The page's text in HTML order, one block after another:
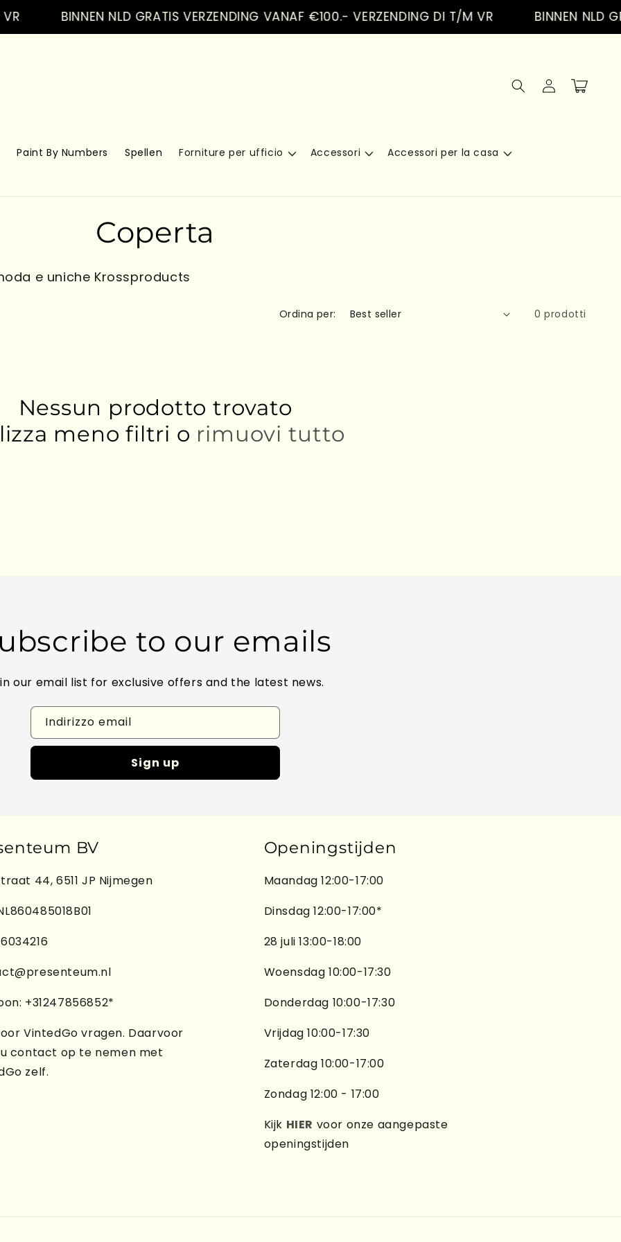
BINNEN NLD GRATIS VERZENDING VANAF €100.- VERZENDING DI T/M VR BINNEN NLD
Paint By Numbers Spellen Forniture per ufficio Accessori Accessori per la casa
Accedi Carrello
C
o
z
i
Coperta
e uniche Krossproducts
Ordina per: 0 prodotti
Nessun prodotto trovato
meno filtri o rimuovi tutto
to our emails
our email list for exclusive offers and the latest news.
Indirizzo email
Sign up
BV
44, 6511 JP Nijmegen
+31247856852*
VintedGo vragen. Daarvoor
contact op te nemen met
zelf.
Openingstijden
Maandag 12:00-17:00
Dinsdag 12:00-17:00*
28 juli 13:00-18:00
Woensdag 10:00-17:30
Donderdag 10:00-17:30
Vrijdag 10:00-17:30
Zaterdag 10:00-17:00
Zondag 12:00 - 17:00
Kijk HIER voor onze aangepaste
openingstijden